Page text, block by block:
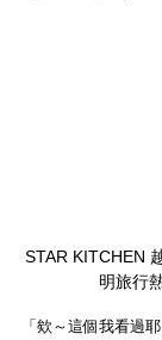
STAR KITCHEN
明旅行
「欸～這個我看過